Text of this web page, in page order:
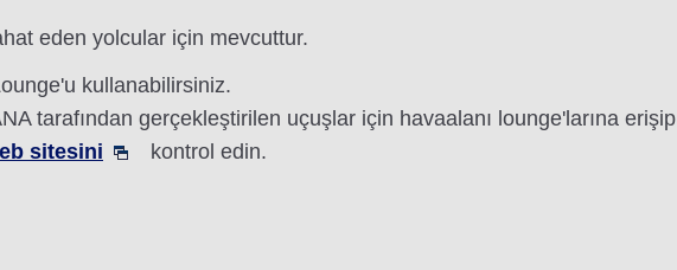
eden yolcular için mevcuttur.
kullanabilirsiniz.
tarafından gerçekleştirilen uçuşlar için havaalanı lounge'larına erişip
sitesini kontrol edin.